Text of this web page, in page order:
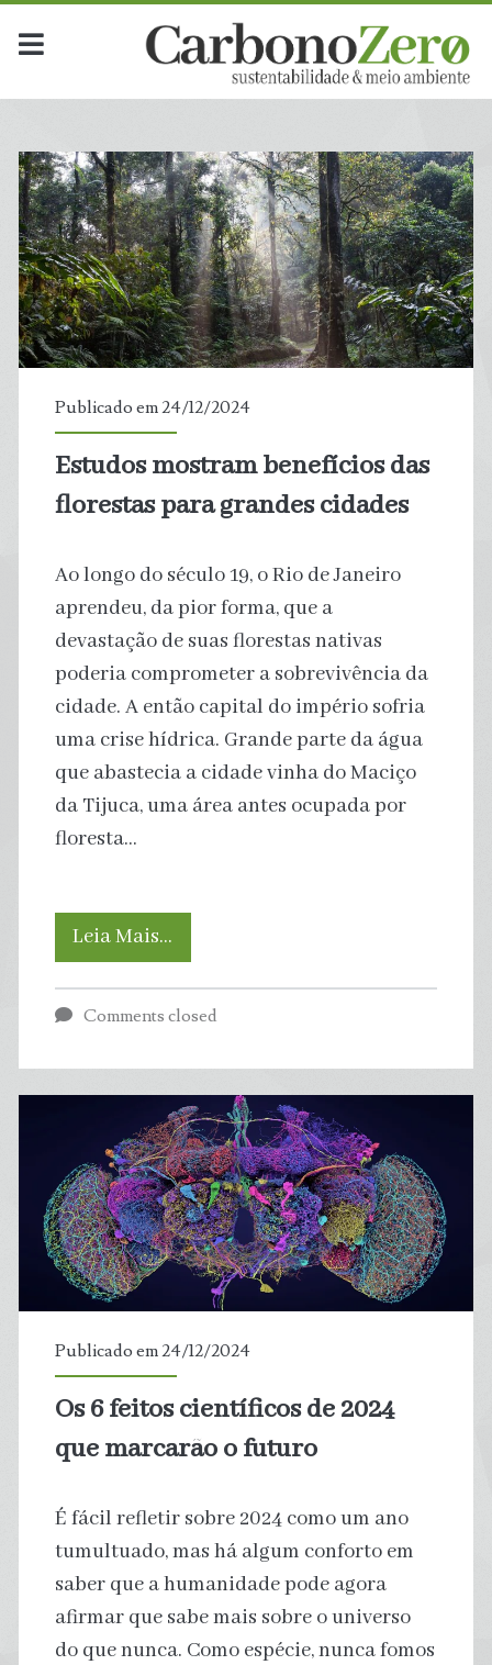
Dia:
<span>24
de
dezembro
de
2024</span>
Publicado em 24/12/2024
Estudos mostram benefícios das
florestas para grandes cidades
Ao longo do século 19, o Rio de Janeiro
aprendeu, da pior forma, que a
devastação de suas florestas nativas
poderia comprometer a sobrevivência da
cidade. A então capital do império sofria
uma crise hídrica. Grande parte da água
que abastecia a cidade vinha do Maciço
da Tijuca, uma área antes ocupada por
floresta…
Leia Mais…
mostram
florestas
para
grandes
cidades
Comments closed
Publicado em 24/12/2024
Os 6 feitos científicos de 2024
que marcarão o futuro
É fácil refletir sobre 2024 como um ano
tumultuado, mas há algum conforto em
saber que a humanidade pode agora
afirmar que sabe mais sobre o universo
do que nunca. Como espécie, nunca fomos